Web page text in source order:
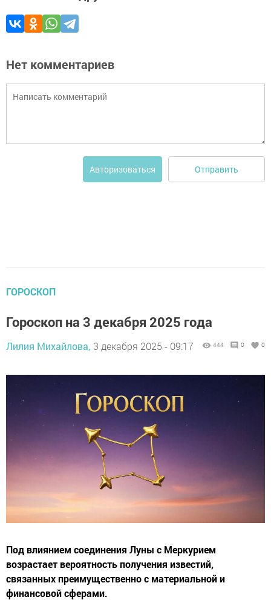
Нет комментариев
Авторизоваться Отправить
ГОРОСКОП
Гороскоп на 3 декабря 2025 года
Лилия Михайлова, 3 декабря 2025 - 09:17 444 0 0
Под влиянием соединения Луны с Меркурием
возрастает вероятность получения известий,
связанных преимущественно с материальной и
финансовой сферами.